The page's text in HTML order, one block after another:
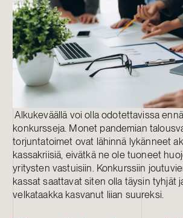
Alkukeväällä voi olla odotettavissa
konkursseja. Monet pandemian
torjuntatoimet ovat lähinnä lykänneet
kassakriisiä, eivätkä ne ole tuoneet
yritysten vastuisiin. Konkurssiin
kassat saattavat siten olla täysin tyhjät
velkataakka kasvanut liian suureksi.